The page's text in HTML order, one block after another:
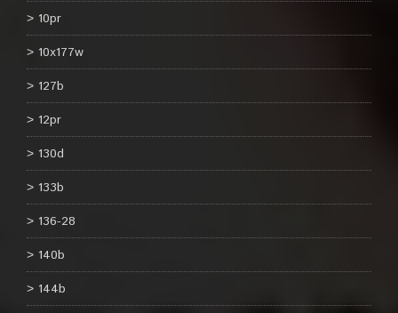
10pr
10x177w
127b
12pr
130d
133b
136-28
140b
144b